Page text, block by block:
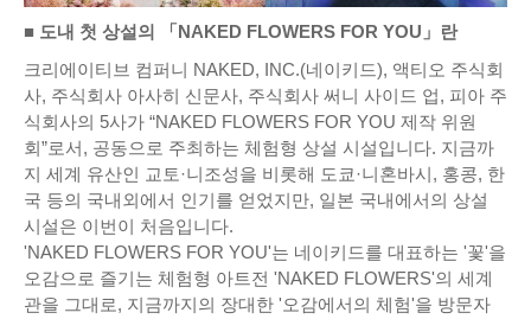
■ 도내 첫 상설의 「NAKED FLOWERS FOR YOU」란
크리에이티브 컴퍼니 NAKED, INC.(네이키드), 액티오 주식회
사, 주식회사 아사히 신문사, 주식회사 써니 사이드 업, 피아 주
식회사의 5사가 “NAKED FLOWERS FOR YOU 제작 위원
회”로서, 공동으로 주최하는 체험형 상설 시설입니다. 지금까
지 세계 유산인 교토·니조성을 비롯해 도쿄·니혼바시, 홍콩, 한
국 등의 국내외에서 인기를 얻었지만, 일본 국내에서의 상설
시설은 이번이 처음입니다.
'NAKED FLOWERS FOR YOU'는 네이키드를 대표하는 '꽃'을
오감으로 즐기는 체험형 아트전 'NAKED FLOWERS'의 세계
관을 그대로, 지금까지의 장대한 '오감에서의 체험'을 방문자